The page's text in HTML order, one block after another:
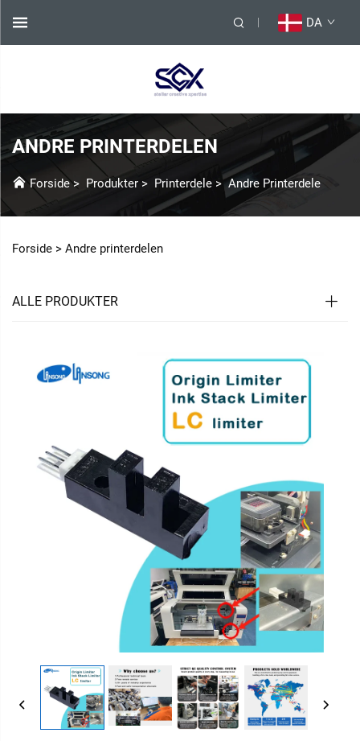
DA
ANDRE PRINTERDELEN
Forside> Produkter > Printerdele >Andre Printerdele
Forside > Andre printerdelen
ALLE PRODUKTER